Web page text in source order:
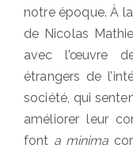
notre époque. À
de Nicolas
avec l’œuvre
étrangers de
société, qui
améliorer leur
font a minima